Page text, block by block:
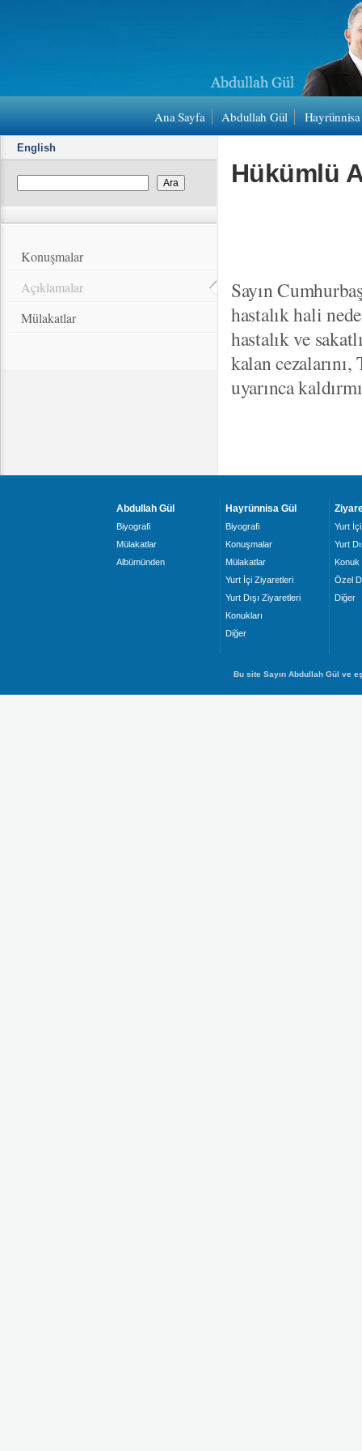
Ana Sayfa Abdullah Gül
English
Konuşmalar
Açıklamalar
Mülakatlar
Hükümlü
Sayın
hastalık hali
hastalık ve
kalan
uyarınca
Abdullah Gül
Biyografi
Mülakatlar
Albümünden
Hayrünnisa Gül
Biyografi
Konuşmalar
Mülakatlar
Yurt İçi Ziyaretleri
Yurt Dışı Ziyaretleri
Konukları
Diğer
Yurt İçi
Yurt
Konuk
Özel
Diğer
Bu site Sayın Abdullah Gül ve